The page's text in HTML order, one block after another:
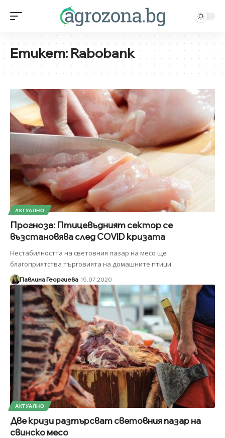
Етикет:Rabobank
АКТУАЛНО
Прогноза: Птицевъдният сектор се
възстановява след COVID кризата
Нестабилността на световния пазар на месо ще
благоприятства търговията на домашните птици…
Павлина Георгиева 15.07.2020
АКТУАЛНО
Две кризи разтърсват световния пазар на
свинско месо